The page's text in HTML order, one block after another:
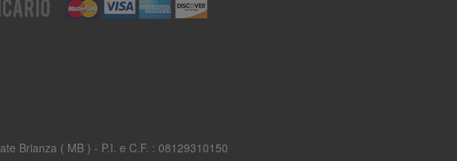
Brianza ( MB ) - P.I. e C.F. : 08129310150